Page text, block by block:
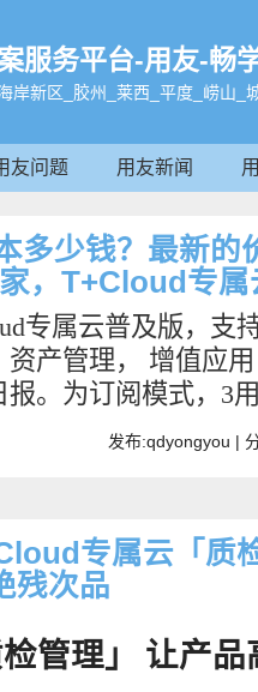
服务平台-用友-畅
岸新区_胶州_莱西_平度_崂山_
友问题 用友新闻
多少钱？最新的
，T+Cloud专属
专属云普及版，支
产管理， 增值应
。为订阅模式，3
发布:qdyongyou |
专属云「质
残次品
管理」 让产品